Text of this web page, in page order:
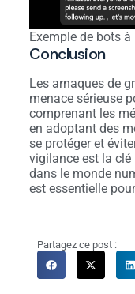
Exemple de bots
Conclusion
Les arnaques de
menace sérieuse
comprenant les
en adoptant des
se protéger et
vigilance est la
dans le monde
est essentielle
Partagez ce post :